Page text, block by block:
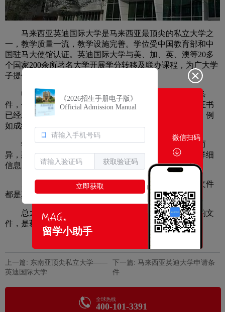
马来西亚英迪国际大学是马来西亚最顶尖的私立大学之
一，教学质量一流，教学设施完善。学位受中国教育部和中
国驻马大使馆认证。英迪国际大学与美、加、英、澳等20多
个国家200余所著名大学开展学分转移及联办课程，为广大学
子提供多样性的选择。
申请马来西亚英迪大学学历认证需要满足一些基本条
件，包括已经成功完成学业并获得某种学位，并且学位证书
已经发放给学生。学生需要提交申请表格和所需的文件，例
如成绩单和毕业证书副本等。
学历认证的申请程序和所需的文件可能因个人情况而
异，建议学生登录学校网站或联系毕业生服务部门了解详细
信息。
另外，学生需要注意，学生还需要确保提交的所有文件
都是真实有效的，否则将会影响学历认证的申请。
总之，学历认证是由学校颁发的，并是由政府认可的文
件，是获得就业和晋升的重要条件之一。
上一篇: 东南亚顶尖私立大学——
英迪国际大学
下一篇: 马来西亚英迪大学申请条
件
全球热线
400-101-3391
《2026招生手册电子版》
Official Admission Manual
获取验证码
立即获取
留学小助手
微信扫码